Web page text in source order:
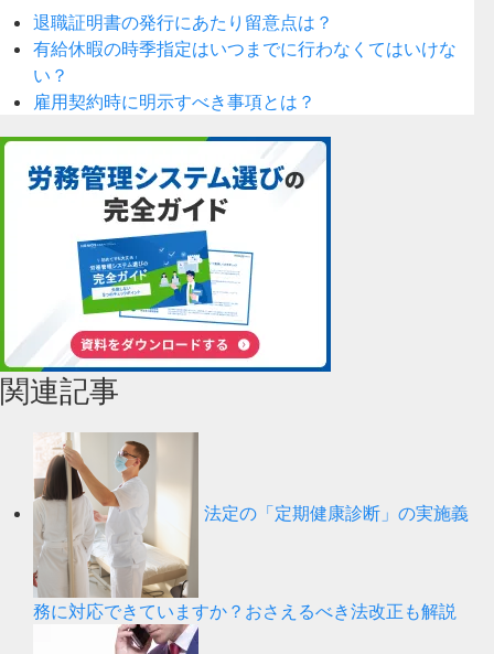
退職証明書の発行にあたり留意点は？
有給休暇の時季指定はいつまでに行わなくてはいけな
い？
雇用契約時に明示すべき事項とは？
関連記事
法定の「定期健康診断」の実施義
務に対応できていますか？おさえるべき法改正も解説